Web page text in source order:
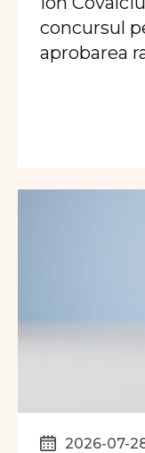
concursul
aprobarea
2026-07-